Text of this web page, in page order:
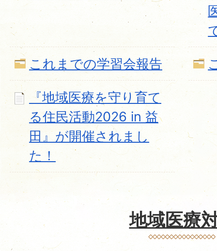
これまでの学習会報告
『地域医療を守り育て
る住民活動2026 in 益
田』が開催されまし
た！
地域医療